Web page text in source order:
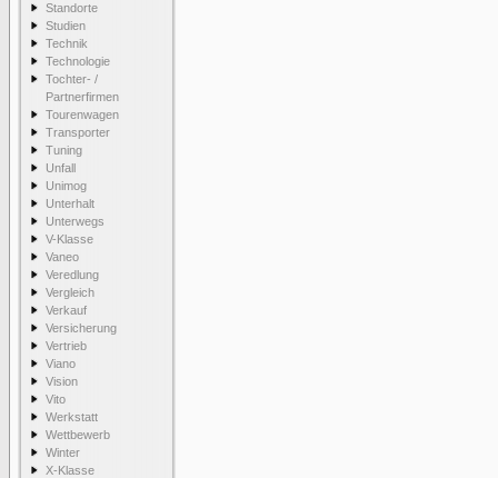
Standorte
Studien
Technik
Technologie
Tochter- /
Partnerfirmen
Tourenwagen
Transporter
Tuning
Unfall
Unimog
Unterhalt
Unterwegs
V-Klasse
Vaneo
Veredlung
Vergleich
Verkauf
Versicherung
Vertrieb
Viano
Vision
Vito
Werkstatt
Wettbewerb
Winter
X-Klasse